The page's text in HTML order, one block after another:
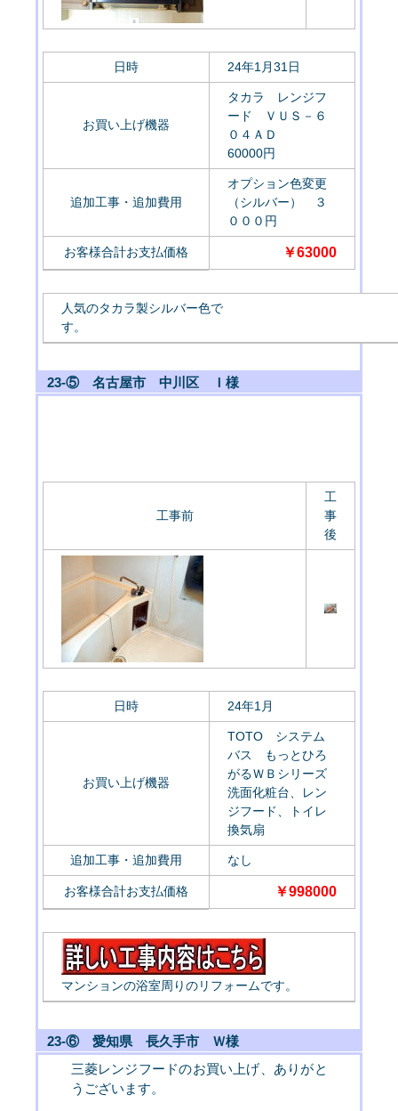
日時 24年1月31日
お買い上げ機器
タカラ レンジフ
ード ＶＵＳ－６
０４ＡＤ
60000円
追加工事・追加費用
オプション色変更
（シルバー） ３
０００円
お客様合計お支払価格 ￥63000
人気のタカラ製シルバー色で
す
23-⑤ 名古屋市 中川区 Ｉ様
工事前
工
事
後
日時 24年1月
お買い上げ機器
TOTO システム
バス もっとひろ
がるＷＢシリーズ
洗面化粧台、レン
ジフード、トイレ
換気扇
追加工事・追加費用 なし
お客様合計お支払価格 ￥998000
マンションの浴室周りのリフォームです。
23-⑥ 愛知県 長久手市 Ｗ様
三菱レンジフードのお買い上げ、ありがと
うございます。